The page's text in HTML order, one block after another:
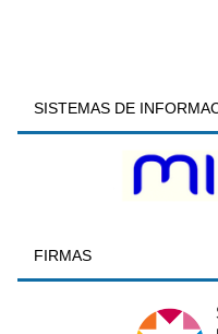
SISTEMAS DE
FIRMAS